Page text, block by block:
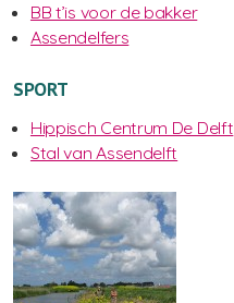
BB t’is voor de bakker
Assendelfers
SPORT
Hippisch Centrum De Delft
Stal van Assendelft